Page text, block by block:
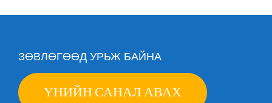
ЗӨВЛӨГӨӨД УРЬЖ БАЙНА
ҮНИЙН САНАЛ АВАХ